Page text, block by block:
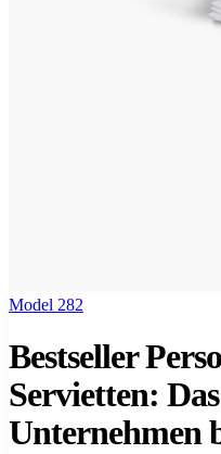
Model 282
Bestseller
Servietten:
Unternehmen